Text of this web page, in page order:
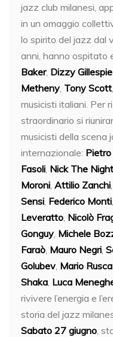
jazz club milanesi,
in un omaggio
lo spirito del jazz dal
anni, hanno ospitato
Baker, Dizzy Gillespie
Metheny Tony Scott
musicisti italiani. Per
straordinario si
musicisti della scena
internazionale:
Fasoli Nick The
Moroni Attilio Zanchi
Sensi Federico Monti
Leveratto Nicolò
Gonguy Michele
Faraò Mauro Negri
Golubev Mario Rusca
Shaka Luca
rivivere l’energia e
storia del jazz
Sabato 27 giugno ,